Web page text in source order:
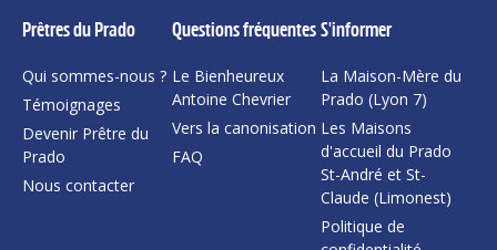
Prêtres du Prado
Qui sommes-nous ?
Témoignages
Devenir Prêtre du
Prado
Nous contacter
Questions fréquentes
Le Bienheureux
Antoine Chevrier
Vers la canonisation
FAQ
S'informer
La Maison-Mère du
Prado (Lyon 7)
Les Maisons
d'accueil du Prado
St-André et St-
Claude (Limonest)
Politique de